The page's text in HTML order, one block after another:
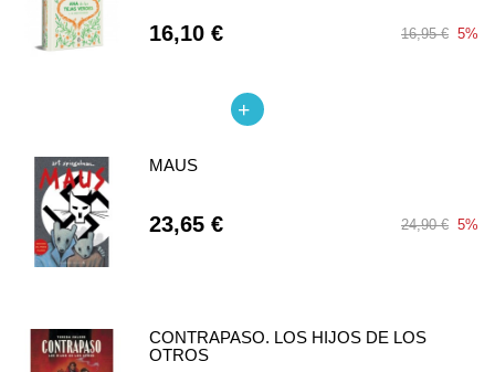
16,10 € 16,95 € 5%
MAUS
23,65 € 24,90 € 5%
CONTRAPASO. LOS HIJOS DE LOS
OTROS